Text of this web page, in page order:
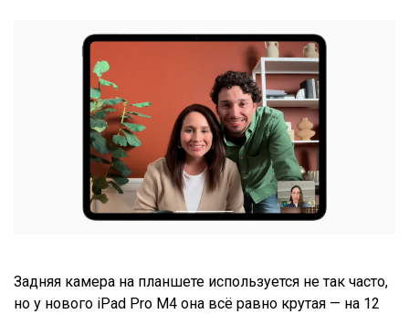
Задняя камера на планшете используется не так часто,
но у нового iPad Pro М4 она всё равно крутая — на 12